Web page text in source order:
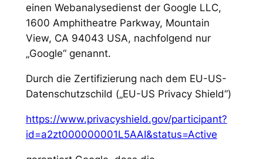
einen Webanalysedienst der Google LLC,
1600 Amphitheatre Parkway, Mountain
View, CA 94043 USA, nachfolgend nur
„Google“ genannt.
Durch die Zertifizierung nach dem EU-US-
Datenschutzschild („EU-US Privacy Shield“)
https://www.privacyshield.gov/participant?
id=a2zt000000001L5AAI&status=Active